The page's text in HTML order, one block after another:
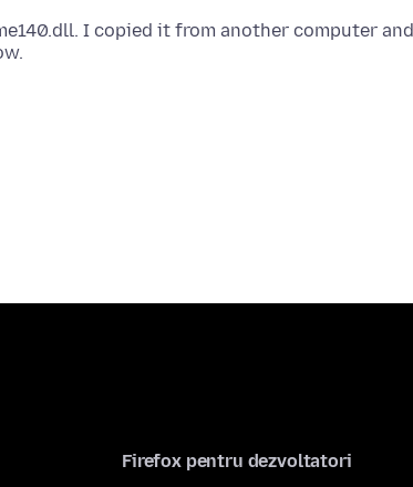
I copied it from another computer and
Firefox pentru dezvoltatori